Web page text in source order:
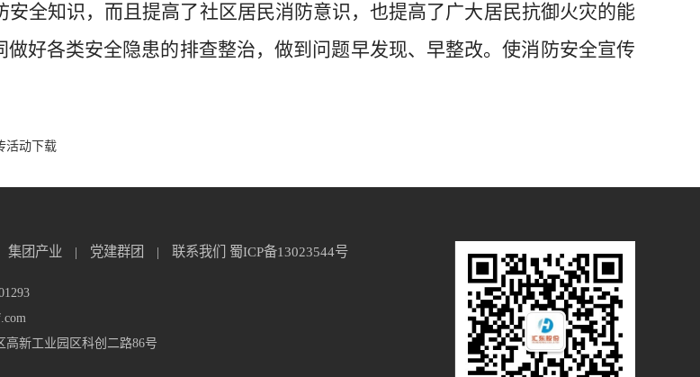
全知识，而且提高了社区居民消防意识，也提高了广大居民抗御火灾的能
好各类安全隐患的排查整治，做到问题早发现、早整改。使消防安全宣传
活动下载
集团产业 | 党建群团 | 联系我们 蜀ICP备13023544号
高新工业园区科创二路86号